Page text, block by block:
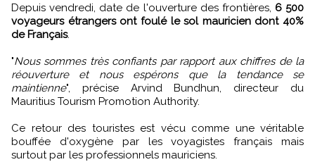
Depuis vendredi, date de l'ouverture des frontières, 6 500
voyageurs étrangers ont foulé le sol mauricien dont 40%
de Français.
"Nous sommes très confiants par rapport aux chiffres de la
réouverture et nous espérons que la tendance se
maintienne", précise Arvind Bundhun, directeur du
Mauritius Tourism Promotion Authority.
Ce retour des touristes est vécu comme une véritable
bouffée d'oxygène par les voyagistes français mais
surtout par les professionnels mauriciens.